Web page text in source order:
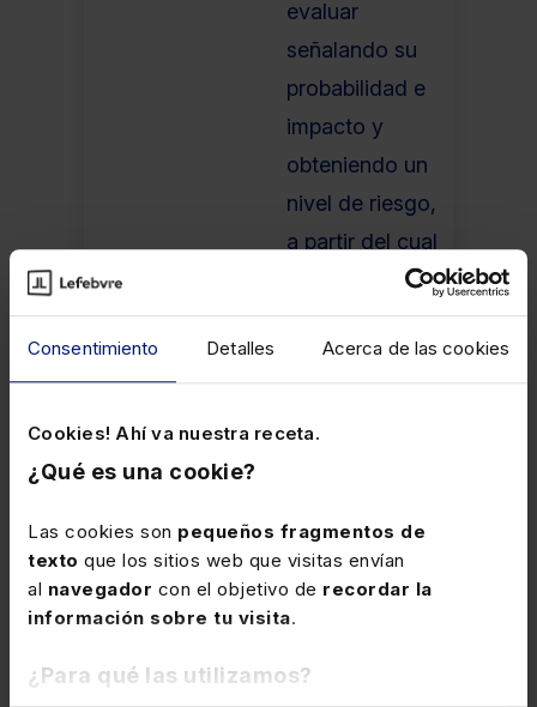
Consentimiento Detalles Acerca de las cookies
Cookies! Ahí va nuestra receta.
¿Qué es una cookie?
Las cookies son pequeños fragmentos de
texto que los sitios web que visitas envían
al navegador con el objetivo de recordar la
información sobre tu visita.
¿Para qué las utilizamos?
evaluar
señalando su
probabilidad e
impacto y
obteniendo un
nivel de riesgo,
a partir del cual
establecer una
serie de
controles para
Centinela
facilita un
la evaluación